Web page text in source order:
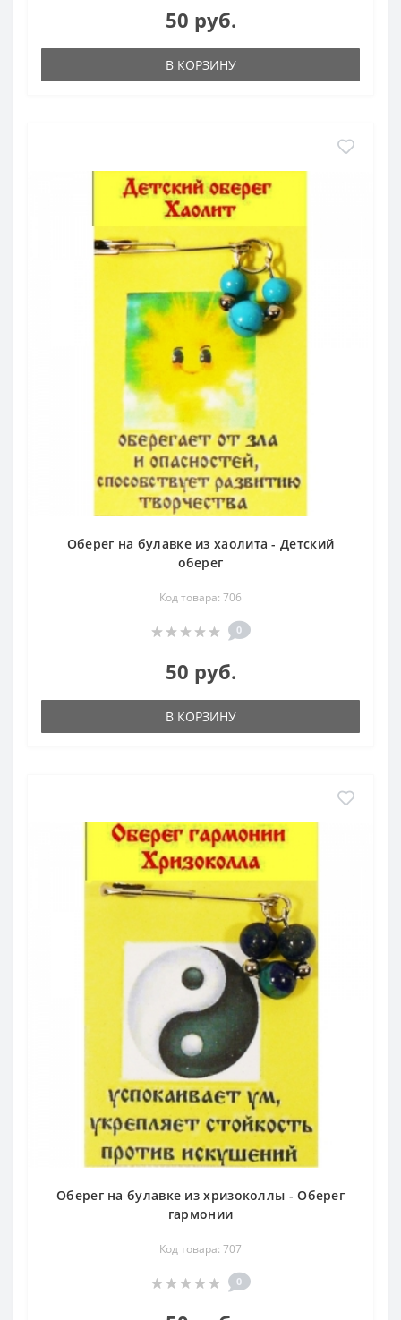
50 руб.
В КОРЗИНУ
Оберег на булавке из хаолита - Детский
оберег
Код товара: 706
0
50 руб.
В КОРЗИНУ
Оберег на булавке из хризоколлы - Оберег
гармонии
Код товара: 707
0